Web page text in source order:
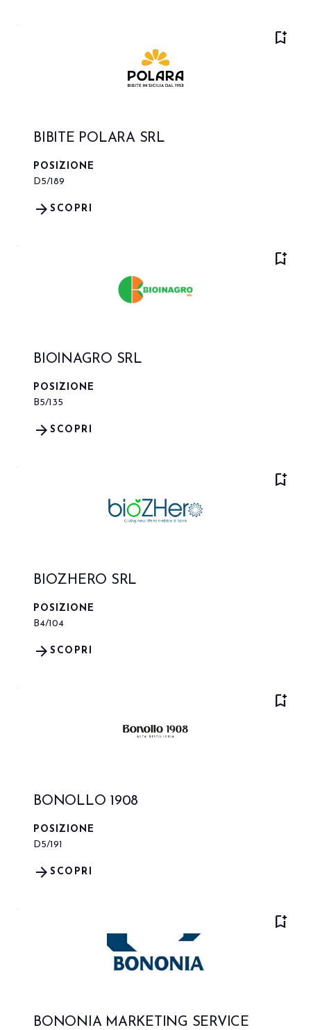
bookmark_add
BIBITE POLARA SRL
POSIZIONE
D5/189
SCOPRI
arrow_forward
bookmark_add
BIOINAGRO SRL
POSIZIONE
B5/135
SCOPRI
arrow_forward
bookmark_add
BIOZHERO SRL
POSIZIONE
B4/104
SCOPRI
arrow_forward
bookmark_add
BONOLLO 1908
POSIZIONE
D5/191
SCOPRI
arrow_forward
bookmark_add
BONONIA MARKETING SERVICE